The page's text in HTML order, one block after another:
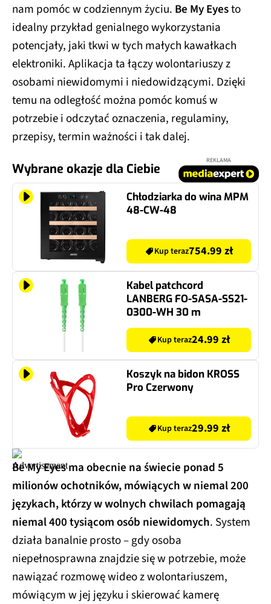
nam pomóc w codziennym życiu. Be My Eyesto
idealny przykład genialnego wykorzystania
potencjały, jaki tkwi w tych małych kawałkach
elektroniki. Aplikacja ta łączy wolontariuszy z
osobami niewidomymi i niedowidzącymi. Dzięki
temu na odległość można pomóc komuś w
potrzebie i odczytać oznaczenia, regulaminy,
przepisy, termin ważności i tak dalej.
Wybrane okazje dla Ciebie
REKLAMA
Chłodziarka do wina MPM
48-CW-48
Kup teraz754.99 zł
Kabel patchcord
LANBERG FO-SASA-SS21-
0300-WH 30 m
Kup teraz24.99 zł
Koszyk na bidon KROSS
Pro Czerwony
Kup teraz29.99 zł
Be My Eyes ma obecnie na świecie ponad 5
milionów ochotników, mówiących w niemal 200
językach, którzy w wolnych chwilach pomagają
niemal 400 tysiącom osób niewidomych. System
działa banalnie prosto – gdy osoba
niepełnosprawna znajdzie się w potrzebie, może
nawiązać rozmowę wideo z wolontariuszem,
mówiącym w jej języku i skierować kamerę